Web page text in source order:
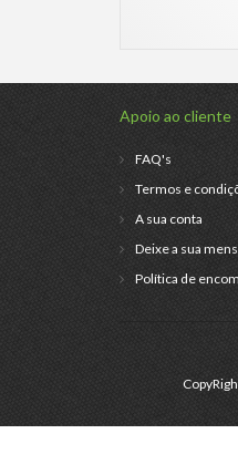
Apoio ao cliente
FAQ's
Termos e
A sua conta
Deixe a sua
Política de